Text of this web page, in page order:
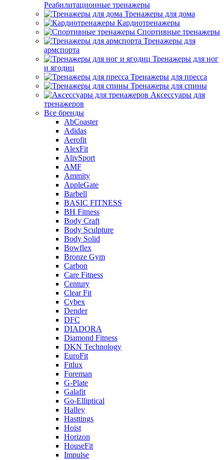
Реабилитационные тренажеры
Тренажеры для дома
Кардиотренажеры
Спортивные тренажеры
Тренажеры для
армспорта
Тренажеры для ног
и ягодиц
Тренажеры для пресса
Тренажеры для спины
Аксессуары для
тренажеров
Все бренды
AbCoaster
Adidas
Aerofit
AlexFit
AlivSport
AMF
Ammity
AppleGate
Barbell
BASIC FITNESS
BH Fitness
Body Craft
Body Sculpture
Body Solid
Bowflex
Bronze Gym
Carbon
Care Fitness
Century
Clear Fit
Cybex
Dender
DFC
DIADORA
Diamond Fitness
DKN Technology
EuroFit
Fitlux
Foreman
G-Plate
Galafit
Go-Elliptical
Halley
Hasttings
Hoist
Horizon
HouseFit
Impulse